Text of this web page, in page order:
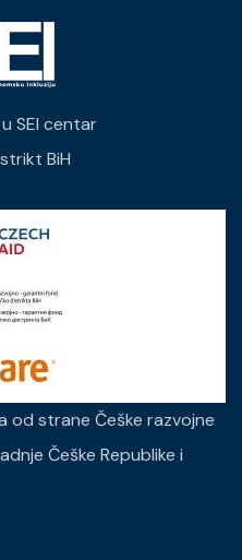
SEI centar
BiH
od strane Češke razvojne
Češke Republike i